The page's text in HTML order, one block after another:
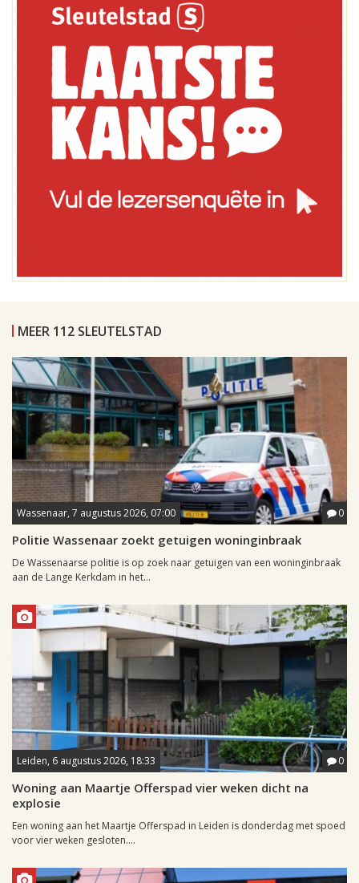
MEER 112 SLEUTELSTAD
Wassenaar, 7 augustus 2026, 07:00 0
Politie Wassenaar zoekt getuigen woninginbraak
De Wassenaarse politie is op zoek naar getuigen van een woninginbraak
aan de Lange Kerkdam in het...
Leiden, 6 augustus 2026, 18:33 0
Woning aan Maartje Offerspad vier weken dicht na
explosie
Een woning aan het Maartje Offerspad in Leiden is donderdag met spoed
voor vier weken gesloten....